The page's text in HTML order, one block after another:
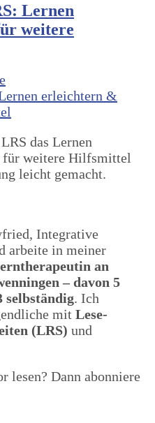
Lernen
weitere
das Lernen
für weitere Hilfsmittel
leicht gemacht.
Integrative
arbeite in meiner
an
– davon 5
selbständig. Ich
mit Lese-
(LRS) und
lesen? Dann abonniere